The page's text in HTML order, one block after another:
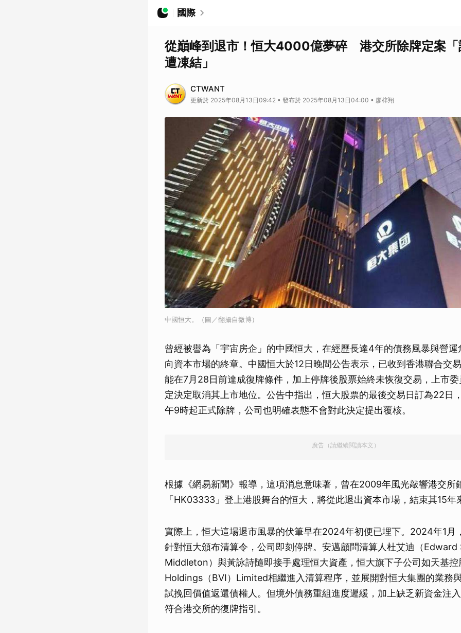
國際
從巔峰到退市！恒大4000億夢碎 港交所除牌定案「
遭凍結」
CTWANT
更新於 2025年08月13日09:42 • 發布於 2025年08月13日04:00 • 廖梓翔
中國恒大。（圖／翻攝自微博）
曾經被譽為「宇宙房企」的中國恒大，在經歷長達4年的債務風暴與營
向資本市場的終章。中國恒大於12日晚間公告表示，已收到香港聯合交
能在7月28日前達成復牌條件，加上停牌後股票始終未恢復交易，上市
定決定取消其上市地位。公告中指出，恒大股票的最後交易日訂為22日
午9時起正式除牌，公司也明確表態不會對此決定提出覆核。
廣告（請繼續閱讀本文）
根據《網易新聞》報導，這項消息意味著，曾在2009年風光敲響港交所
「HK03333」登上港股舞台的恒大，將從此退出資本市場，結束其15年
實際上，恒大這場退市風暴的伏筆早在2024年初便已埋下。2024年1月
針對恒大頒布清算令，公司即刻停牌。安邁顧問清算人杜艾迪（Edward
Middleton）與黃詠詩隨即接手處理恒大資產，恒大旗下子公司如天基控
Holdings（BVI）Limited相繼進入清算程序，並展開對恒大集團的業務
試挽回價值返還債權人。但境外債務重組進度遲緩，加上缺乏新資金注
符合港交所的復牌指引。